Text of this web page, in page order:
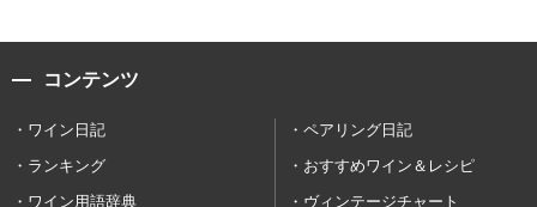
コンテンツ
ワイン日記
ペアリング日記
ランキング
おすすめワイン＆レシピ
ワイン用語辞典
ヴィンテージチャート